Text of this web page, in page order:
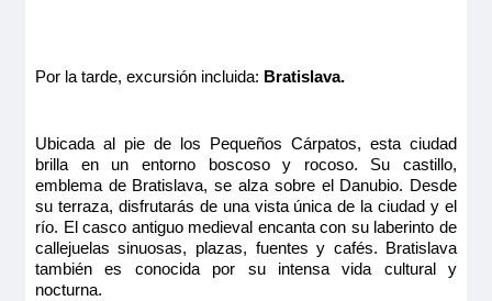
Por la tarde, excursión incluida: Bratislava.
Ubicada al pie de los Pequeños Cárpatos, esta ciudad
brilla en un entorno boscoso y rocoso. Su castillo,
emblema de Bratislava, se alza sobre el Danubio. Desde
su terraza, disfrutarás de una vista única de la ciudad y el
río. El casco antiguo medieval encanta con su laberinto de
callejuelas sinuosas, plazas, fuentes y cafés. Bratislava
también es conocida por su intensa vida cultural y
nocturna.